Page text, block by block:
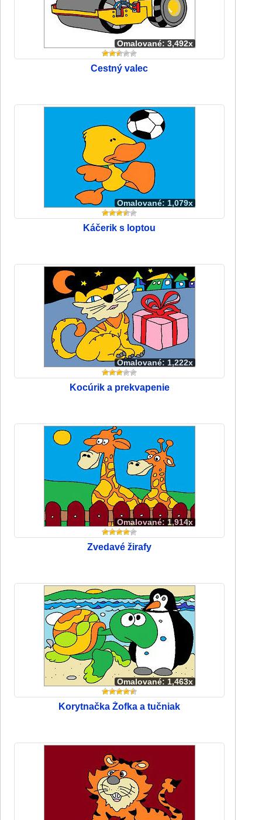
Omalované: 3,492x
Cestný valec
Omalované: 1,079x
Káčerik s loptou
Omalované: 1,222x
Kocúrik a prekvapenie
Omalované: 1,914x
Zvedavé žirafy
Omalované: 1,463x
Korytnačka Žofka a tučniak